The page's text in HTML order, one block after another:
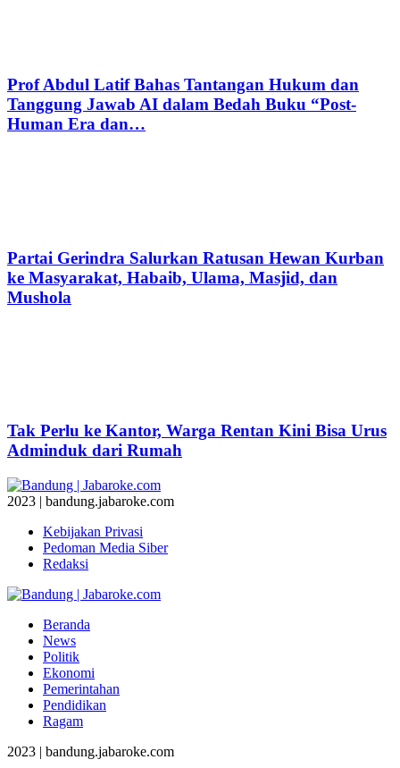
Prof Abdul Latif Bahas Tantangan Hukum dan
Tanggung Jawab AI dalam Bedah Buku “Post-
Human Era dan…
Partai Gerindra Salurkan Ratusan Hewan Kurban
ke Masyarakat, Habaib, Ulama, Masjid, dan
Mushola
Tak Perlu ke Kantor, Warga Rentan Kini Bisa Urus
Adminduk dari Rumah
2023 | bandung.jabaroke.com
Kebijakan Privasi
Pedoman Media Siber
Redaksi
Beranda
News
Politik
Ekonomi
Pemerintahan
Pendidikan
Ragam
2023 | bandung.jabaroke.com